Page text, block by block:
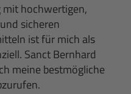
mit hochwertigen,
sicheren
ist für mich als
Sanct Bernhard
meine bestmögliche